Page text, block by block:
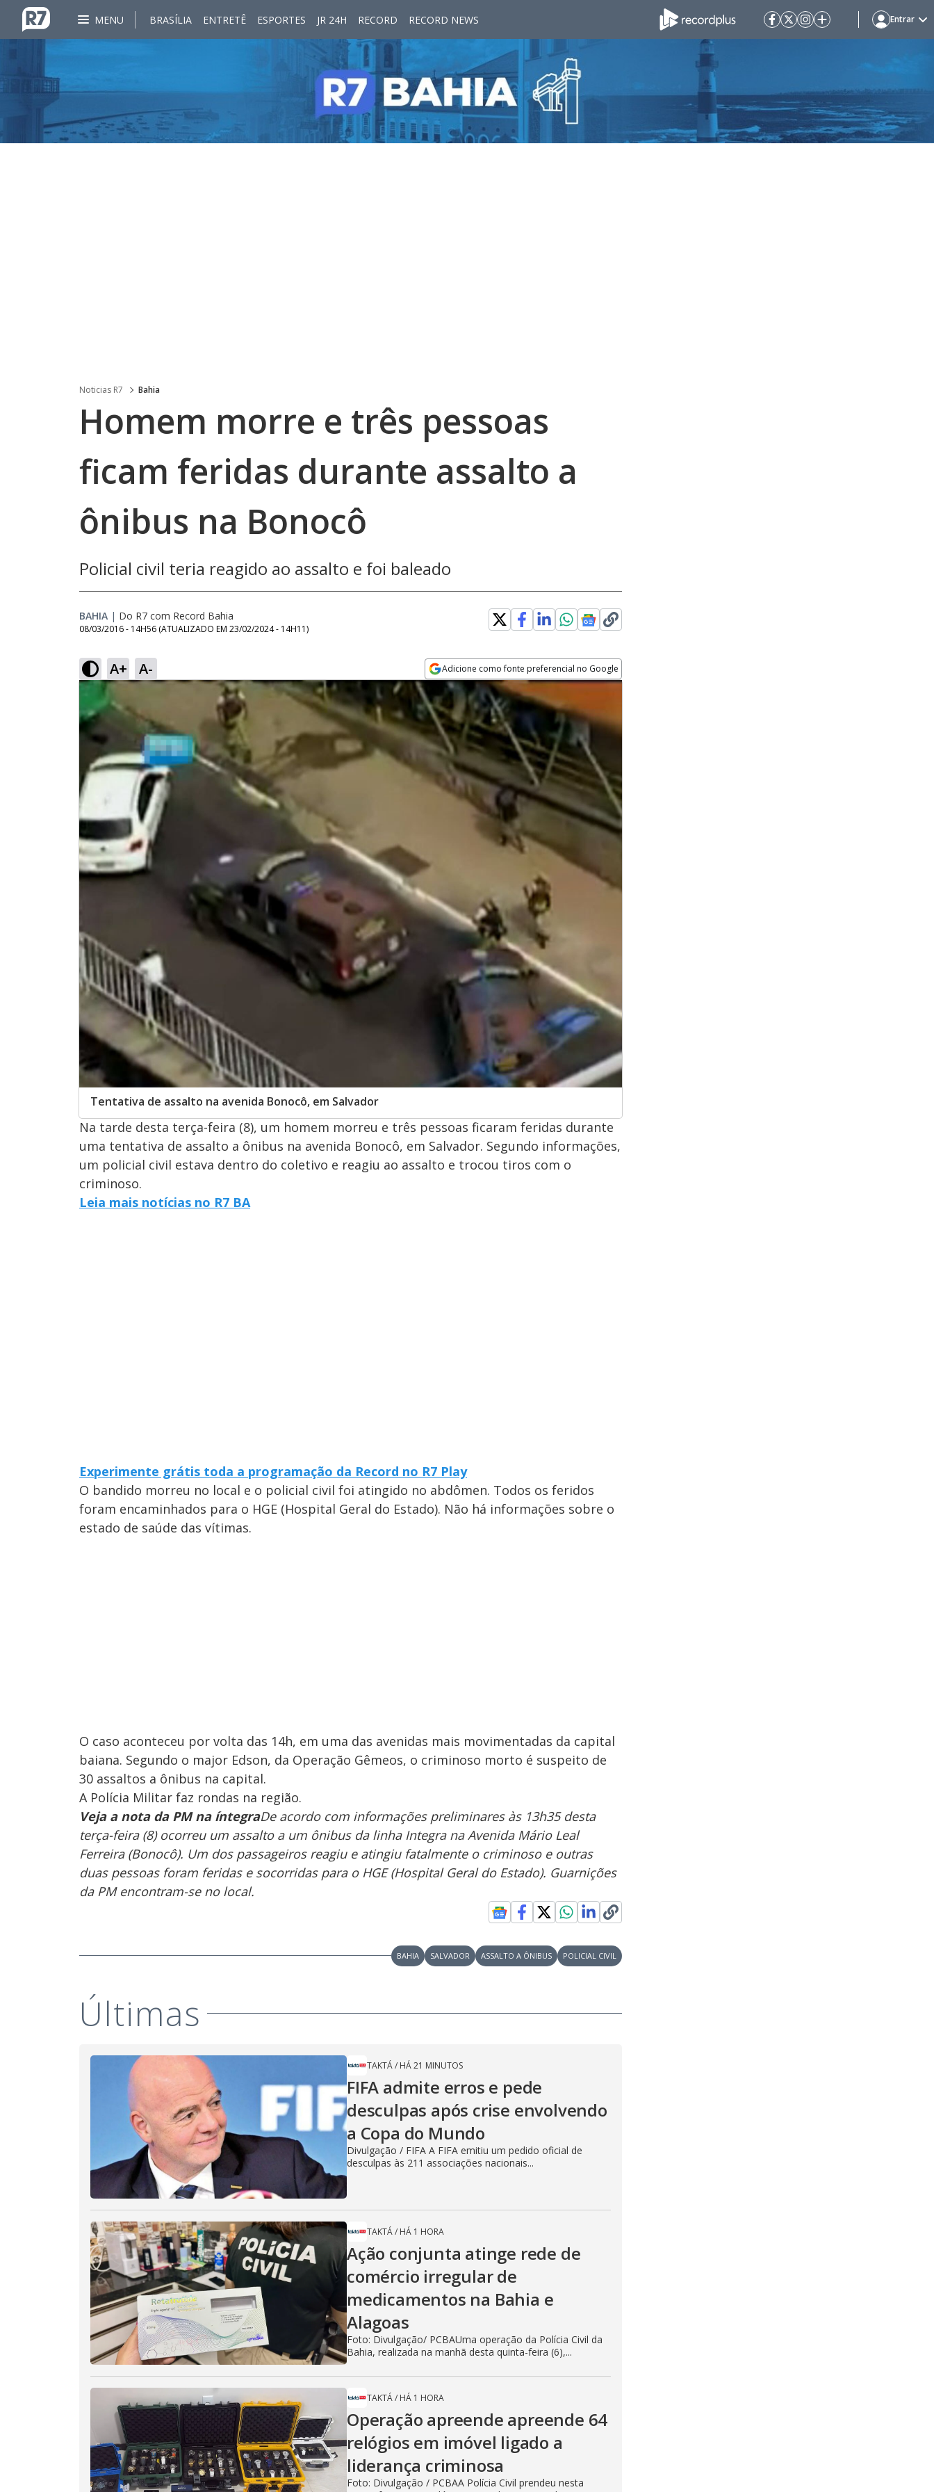
MENU BRASÍLIA ENTRETÊ ESPORTES JR 24H RECORD RECORD NEWS Entrar
Noticias R7 Bahia
Homem morre e três pessoas
ficam feridas durante assalto a
ônibus na Bonocô
Policial civil teria reagido ao assalto e foi baleado
BAHIA | Do R7 com Record Bahia
08/03/2016 - 14H56 (ATUALIZADO EM 23/02/2024 - 14H11)
A+ A- Adicione como fonte preferencial no Google
Opens in new window
Tentativa de assalto na avenida Bonocô, em Salvador
Na tarde desta terça-feira (8), um homem morreu e três pessoas ficaram feridas durante
uma tentativa de assalto a ônibus na avenida Bonocô, em Salvador. Segundo informações,
um policial civil estava dentro do coletivo e reagiu ao assalto e trocou tiros com o
criminoso.
Leia mais notícias no R7 BA
Experimente grátis toda a programação da Record no R7 Play
O bandido morreu no local e o policial civil foi atingido no abdômen. Todos os feridos
foram encaminhados para o HGE (Hospital Geral do Estado). Não há informações sobre o
estado de saúde das vítimas.
O caso aconteceu por volta das 14h, em uma das avenidas mais movimentadas da capital
baiana. Segundo o major Edson, da Operação Gêmeos, o criminoso morto é suspeito de
30 assaltos a ônibus na capital.
A Polícia Militar faz rondas na região.
Veja a nota da PM na íntegraDe acordo com informações preliminares às 13h35 desta
terça-feira (8) ocorreu um assalto a um ônibus da linha Integra na Avenida Mário Leal
Ferreira (Bonocô). Um dos passageiros reagiu e atingiu fatalmente o criminoso e outras
duas pessoas foram feridas e socorridas para o HGE (Hospital Geral do Estado). Guarnições
da PM encontram-se no local.
BAHIA SALVADOR ASSALTO A ÔNIBUS POLICIAL CIVIL
Últimas
TAKTÁ/ HÁ 21 MINUTOS
FIFA admite erros e pede
desculpas após crise envolvendo
a Copa do Mundo
Divulgação / FIFA A FIFA emitiu um pedido oficial de
desculpas às 211 associações nacionais...
TAKTÁ/ HÁ 1 HORA
Ação conjunta atinge rede de
comércio irregular de
medicamentos na Bahia e
Alagoas
Foto: Divulgação/ PCBAUma operação da Polícia Civil da
Bahia, realizada na manhã desta quinta-feira (6),...
TAKTÁ/ HÁ 1 HORA
Operação apreende apreende 64
relógios em imóvel ligado a
liderança criminosa
Foto: Divulgação / PCBAA Polícia Civil prendeu nesta